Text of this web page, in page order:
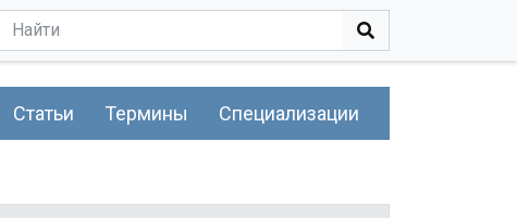
Статьи Термины Специализации